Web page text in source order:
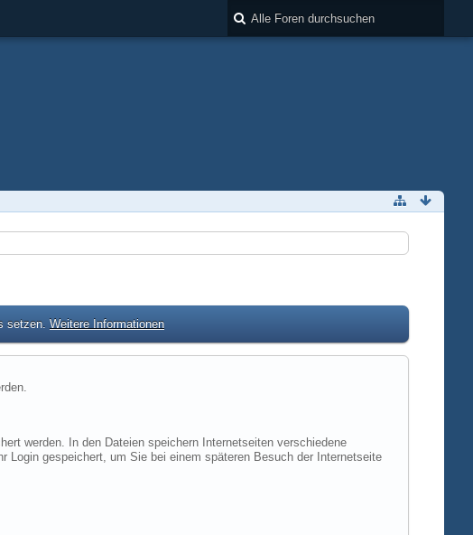
setzen. Weitere Informationen
werden. In den Dateien speichern Internetseiten verschiedene
gespeichert, um Sie bei einem späteren Besuch der Internetseite